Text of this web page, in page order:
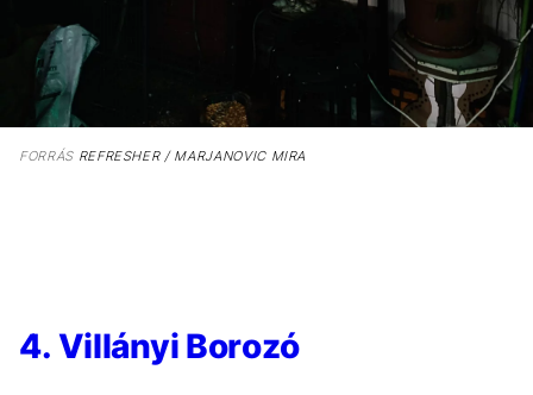
FORRÁSREFRESHER / MARJANOVIC MIRA
4. Villányi Borozó